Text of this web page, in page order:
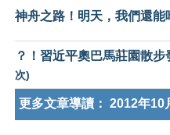
神舟之路！明天，我們還能
？！習近平奧巴馬莊園散步
次)
更多文章導讀： 2012年10